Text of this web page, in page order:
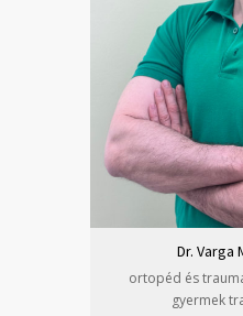
Dr. Varga
ortopéd és
gyermek